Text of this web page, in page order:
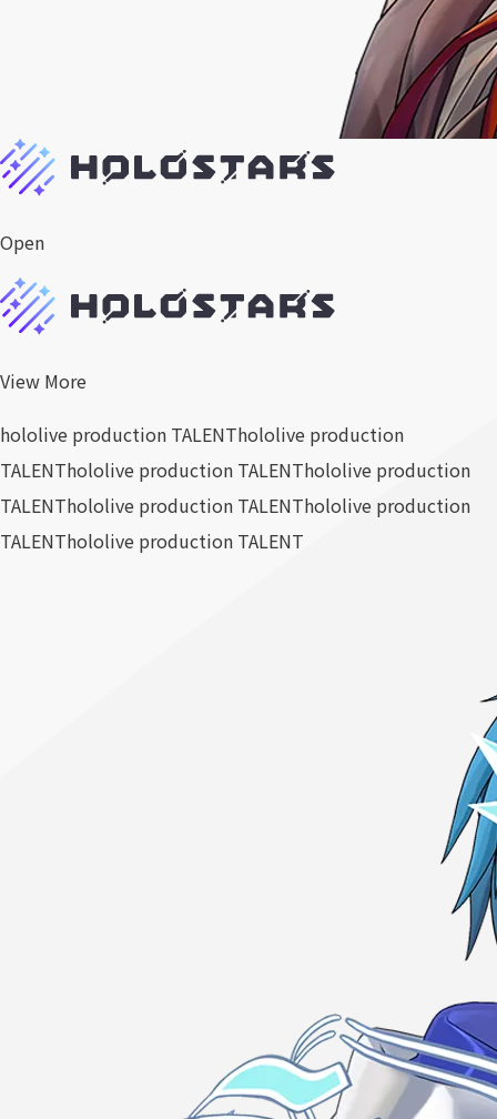
Open
View More
hololive production TALENThololive production
TALENThololive production TALENThololive production
TALENThololive production TALENThololive production
TALENThololive production TALENT